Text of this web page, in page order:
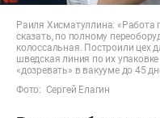
Раиля Хисматуллина: «Работа
сказать, по полному
колоссальная. Построили цех
шведская линия по их
«дозревать» в вакууме до 45
Фото: Сергей Елагин